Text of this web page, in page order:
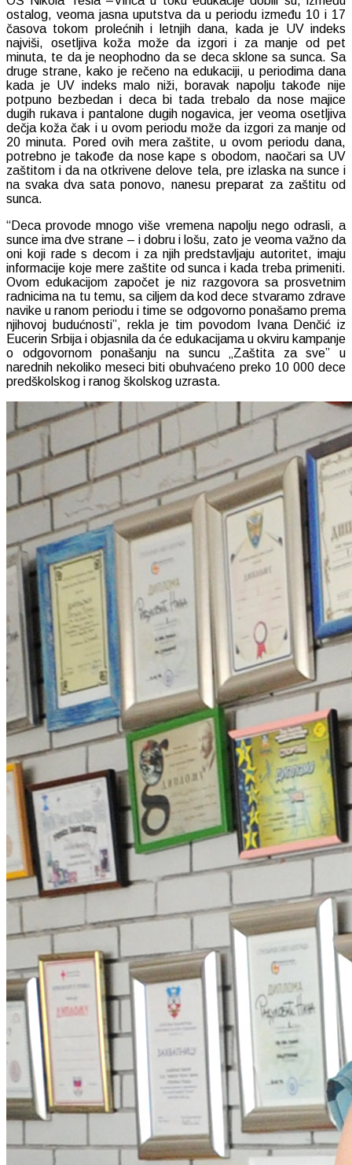
ostalog, veoma jasna uputstva da u periodu između 10 i 17
časova tokom prolećnih i letnjih dana, kada je UV indeks
najviši, osetljiva koža može da izgori i za manje od pet
minuta, te da je neophodno da se deca sklone sa sunca. Sa
druge strane, kako je rečeno na edukaciji, u periodima dana
kada je UV indeks malo niži, boravak napolju takođe nije
potpuno bezbedan i deca bi tada trebalo da nose majice
dugih rukava i pantalone dugih nogavica, jer veoma osetljiva
dečja koža čak i u ovom periodu može da izgori za manje od
20 minuta. Pored ovih mera zaštite, u ovom periodu dana,
potrebno je takođe da nose kape s obodom, naočari sa UV
zaštitom i da na otkrivene delove tela, pre izlaska na sunce i
na svaka dva sata ponovo, nanesu preparat za zaštitu od
sunca.
“Deca provode mnogo više vremena napolju nego odrasli, a
sunce ima dve strane – i dobru i lošu, zato je veoma važno da
oni koji rade s decom i za njih predstavljaju autoritet, imaju
informacije koje mere zaštite od sunca i kada treba primeniti.
Ovom edukacijom započet je niz razgovora sa prosvetnim
radnicima na tu temu, sa ciljem da kod dece stvaramo zdrave
navike u ranom periodu i time se odgovorno ponašamo prema
njihovoj budućnosti”, rekla je tim povodom Ivana Denčić iz
Eucerin Srbija i objasnila da će edukacijama u okviru kampanje
o odgovornom ponašanju na suncu „Zaštita za sve” u
narednih nekoliko meseci biti obuhvaćeno preko 10 000 dece
predškolskog i ranog školskog uzrasta.